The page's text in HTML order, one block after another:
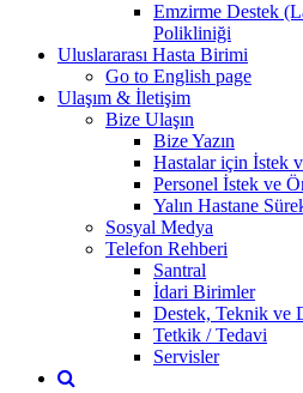
Emzirme Destek
Polikliniği
Uluslararası Hasta Birimi
Go to English page
Ulaşım & İletişim
Bize Ulaşın
Bize Yazın
Hastalar için İstek
Personel İstek ve
Yalın Hastane
Sosyal Medya
Telefon Rehberi
Santral
İdari Birimler
Destek, Teknik ve
Tetkik / Tedavi
Servisler